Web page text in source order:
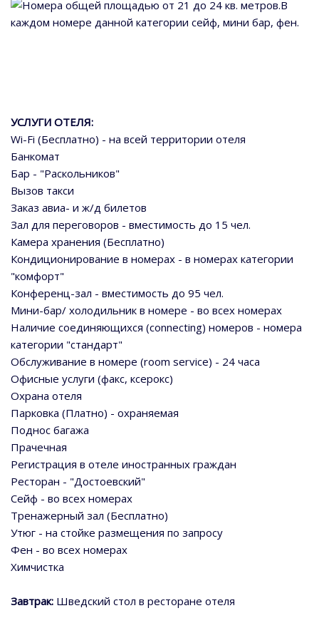
Номера общей площадью от 21 до 24 кв. метров.В
каждом номере данной категории сейф, мини бар, фен.
УСЛУГИ ОТЕЛЯ:
Wi-Fi (Бесплатно) - на всей территории отеля
Банкомат
Бар - "Раскольников"
Вызов такси
Заказ авиа- и ж/д билетов
Зал для переговоров - вместимость до 15 чел.
Камера хранения (Бесплатно)
Кондиционирование в номерах - в номерах категории
"комфорт"
Конференц-зал - вместимость до 95 чел.
Мини-бар/ холодильник в номере - во всех номерах
Наличие соединяющихся (connecting) номеров - номера
категории "стандарт"
Обслуживание в номере (room service) - 24 часа
Офисные услуги (факс, ксерокс)
Охрана отеля
Парковка (Платно) - охраняемая
Поднос багажа
Прачечная
Регистрация в отеле иностранных граждан
Ресторан - "Достоевский"
Сейф - во всех номерах
Тренажерный зал (Бесплатно)
Утюг - на стойке размещения по запросу
Фен - во всех номерах
Химчистка
Завтрак: Шведский стол в ресторане отеля